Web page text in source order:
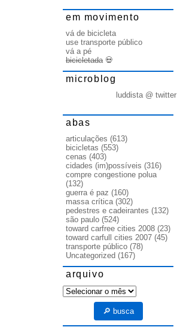
em movimento
vá de bicicleta
use transporte público
vá a pé
bicicletada💀
microblog
luddista @ twitter
abas
articulações (613)
bicicletas (553)
cenas (403)
cidades (im)possíveis (316)
compre congestione polua
(132)
guerra é paz (160)
massa crítica(302)
pedestres e cadeirantes (132)
são paulo (524)
toward carfree cities 2008 (23)
toward carfull cities 2007 (45)
transporte público (78)
Uncategorized (167)
arquivo
arquivo
🔎 busca